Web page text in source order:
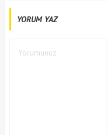
YORUM YAZ